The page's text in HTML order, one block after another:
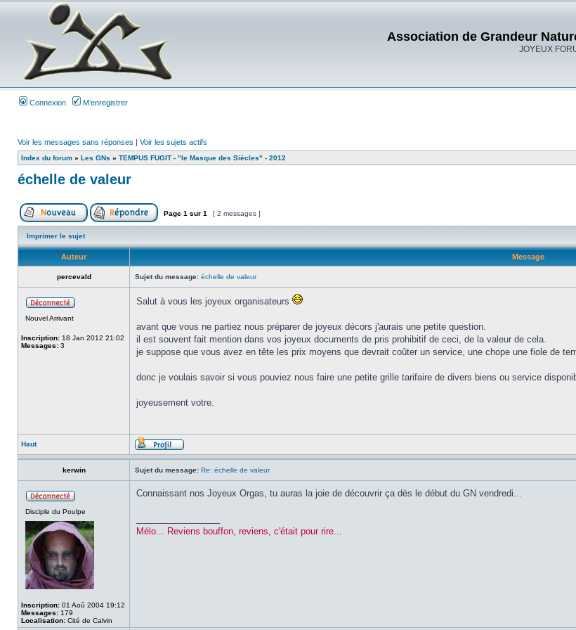
Association de Grandeur
JOYEUX
Connexion M’enregistrer
Voir les messages sans réponses | Voir les sujets actifs
Index du forum » Les GNs » TEMPUS FUGIT - "le Masque des Siècles" - 2012
échelle de valeur
Page 1 sur 1 [ 2 messages ]
Imprimer le sujet
Auteur Message
percevald Sujet du message: échelle de valeur
Nouvel Arrivant
Inscription: 18 Jan 2012 21:02
Messages: 3
Salut à vous les joyeux organisateurs
avant que vous ne partiez nous préparer de joyeux décors j'aurais une petite question.
il est souvent fait mention dans vos joyeux documents de pris prohibitif de ceci, de la valeur de cela.
je suppose que vous avez en tête les prix moyens que devrait coûter un service, une chope une fiole de
donc je voulais savoir si vous pouviez nous faire une petite grille tarifaire de divers biens ou service
joyeusement votre.
Haut
kerwin Sujet du message: Re: échelle de valeur
Disciple du Poulpe
Inscription: 01 Aoû 2004 19:12
Messages: 179
Localisation: Cité de Calvin
Connaissant nos Joyeux Orgas, tu auras la joie de découvrir ça dès le début du GN vendredi...
Mélo... Reviens bouffon, reviens, c'était pour rire...